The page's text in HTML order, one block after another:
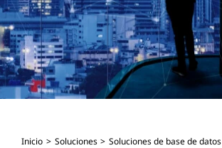
Inicio Soluciones Soluciones de base de datos